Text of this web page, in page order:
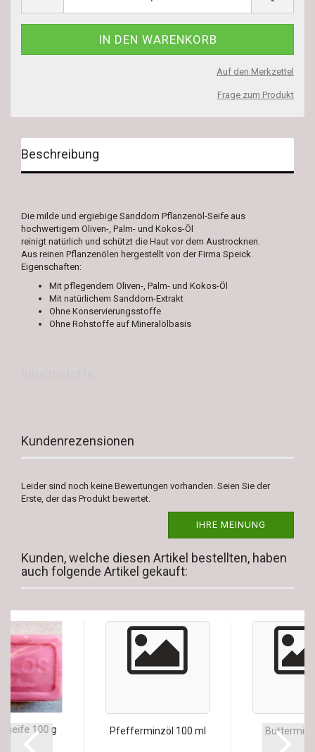
Auf den Merkzettel
Frage zum Produkt
Beschreibung
Die milde und ergiebige Sanddorn Pflanzenöl-Seife aus
hochwertigem Oliven-, Palm- und Kokos-Öl
reinigt natürlich und schützt die Haut vor dem Austrocknen.
Aus reinen Pflanzenölen hergestellt von der Firma Speick.
Eigenschaften:
Mit pflegendem Oliven-, Palm- und Kokos-Öl
Mit natürlichem Sanddorn-Extrakt
Ohne Konservierungsstoffe
Ohne Rohstoffe auf Mineralölbasis
Kundenrezensionen
Leider sind noch keine Bewertungen vorhanden. Seien Sie der
Erste, der das Produkt bewertet.
IHRE MEINUNG
Kunden, welche diesen Artikel bestellten, haben
auch folgende Artikel gekauft:
100 g Pfefferminzöl 100 ml